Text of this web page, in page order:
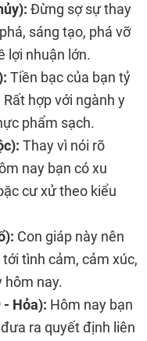
Đừng sợ sự thay
sáng tạo, phá vỡ
lợi nhuận lớn.
Tiền bạc của bạn tỷ
hợp với ngành y
phẩm sạch.
Thay vì nói rõ
nay bạn có xu
cư xử theo kiểu
Con giáp này nên
tình cảm, cảm xúc,
hôm nay.
- Hỏa): Hôm nay bạn
ra quyết định liên